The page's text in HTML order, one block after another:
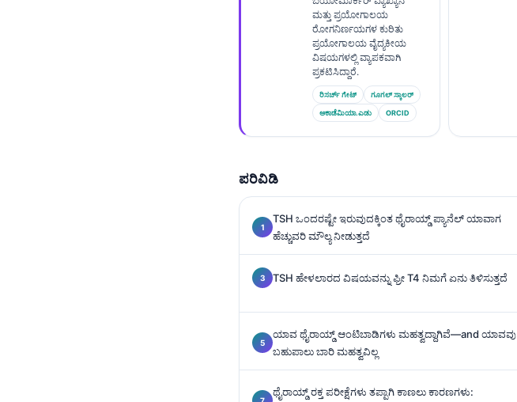
ಮತ್ತು ಪ್ರಯೋಗಾಲಯ
ರೋಗನಿರ್ಣಯಗಳ ಕುರಿತು
ಪ್ರಯೋಗಾಲಯ ವೈದ್ಯಕೀಯ
ವಿಷಯಗಳಲ್ಲಿ ವ್ಯಾಪಕವಾಗಿ
ಪ್ರಕಟಿಸಿದ್ದಾರೆ.
ರಿಸರ್ಚ್ ಗೇಟ್ ಗೂಗಲ್ ಸ್ಕಾಲರ್
ಅಕಾಡೆಮಿಯಾ.ಎಡು ORCID
ಪರಿವಿಡಿ
TSH ಒಂದರಷ್ಟೇ ಇರುವುದಕ್ಕಿಂತ ಥೈರಾಯ್ಡ್ ಪ್ಯಾನೆಲ್ ಯಾವಾಗ
ಹೆಚ್ಚುವರಿ ಮೌಲ್ಯ ನೀಡುತ್ತದೆ
TSH ಹೇಳಲಾರದ ವಿಷಯವನ್ನು ಫ್ರೀ T4 ನಿಮಗೆ ಏನು ತಿಳಿಸುತ್ತದೆ
ಯಾವ ಥೈರಾಯ್ಡ್ ಆಂಟಿಬಾಡಿಗಳು ಮಹತ್ವದ್ದಾಗಿವೆ—and ಯಾವವು
ಬಹುಪಾಲು ಬಾರಿ ಮಹತ್ವವಿಲ್ಲ
ಥೈರಾಯ್ಡ್ ರಕ್ತ ಪರೀಕ್ಷೆಗಳು ತಪ್ಪಾಗಿ ಕಾಣಲು ಕಾರಣಗಳು: